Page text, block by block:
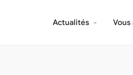
Actualités